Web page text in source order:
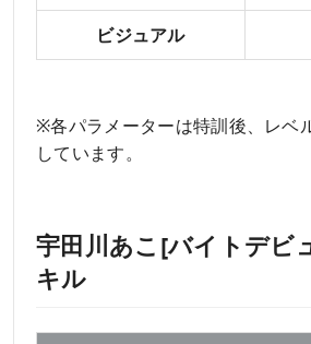
ビジュアル
※各パラメーターは特訓後、レベ
しています。
宇田川あこ[バイトデビ
キル